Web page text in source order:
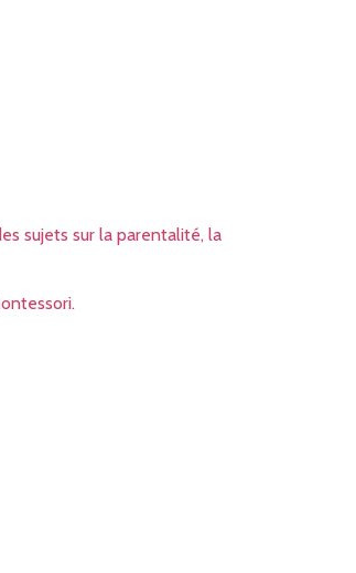
sujets sur la parentalité, la